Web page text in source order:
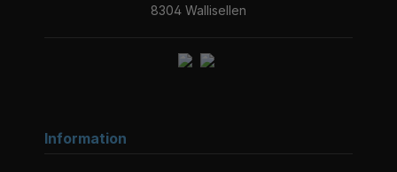
8304 Wallisellen
Information